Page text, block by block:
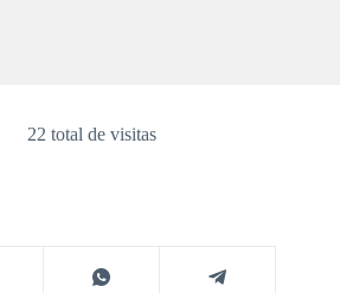
22 total de visitas